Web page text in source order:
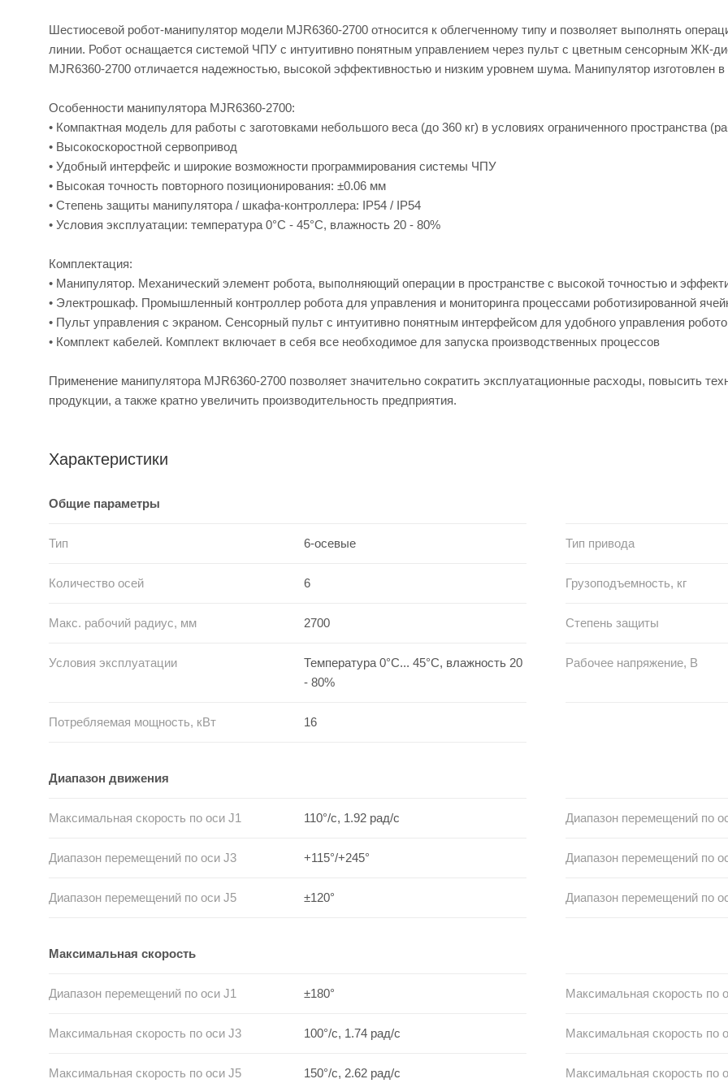
Шестиосевой робот-манипулятор модели MJR6360-2700 относится к облегченному типу и позволяет выполнять
линии. Робот оснащается системой ЧПУ с интуитивно понятным управлением через пульт с цветным сенсорным ЖК-
MJR6360-2700 отличается надежностью, высокой эффективностью и низким уровнем шума. Манипулятор изготовлен
Особенности манипулятора MJR6360-2700:
• Компактная модель для работы с заготовками небольшого веса (до 360 кг) в условиях ограниченного пространства
• Высокоскоростной сервопривод
• Удобный интерфейс и широкие возможности программирования системы ЧПУ
• Высокая точность повторного позиционирования: ±0.06 мм
• Степень защиты манипулятора / шкафа-контроллера: IP54 / IP54
• Условия эксплуатации: температура 0°C - 45°С, влажность 20 - 80%
Комплектация:
• Манипулятор. Механический элемент робота, выполняющий операции в пространстве с высокой точностью и
• Электрошкаф. Промышленный контроллер робота для управления и мониторинга процессами роботизированной
• Пульт управления с экраном. Сенсорный пульт с интуитивно понятным интерфейсом для удобного управления
• Комплект кабелей. Комплект включает в себя все необходимое для запуска производственных процессов
Применение манипулятора MJR6360-2700 позволяет значительно сократить эксплуатационные расходы, повысить
продукции, а также кратно увеличить производительность предприятия.
Характеристики
Общие параметры
Тип 6-осевые Тип привода
Количество осей 6 Грузоподъемность, кг
Макс. рабочий радиус, мм 2700 Степень защиты
Условия эксплуатации
Температура 0°C... 45°С, влажность 20
- 80%
Рабочее напряжение, В
Потребляемая мощность, кВт 16
Диапазон движения
Максимальная скорость по оси J1 110°/с, 1.92 рад/с Диапазон перемещений по
Диапазон перемещений по оси J3 +115°/+245° Диапазон перемещений по
Диапазон перемещений по оси J5 ±120° Диапазон перемещений по
Максимальная скорость
Диапазон перемещений по оси J1 ±180° Максимальная скорость по
Максимальная скорость по оси J3 100°/с, 1.74 рад/с Максимальная скорость по
Максимальная скорость по оси J5 150°/с, 2.62 рад/с Максимальная скорость по